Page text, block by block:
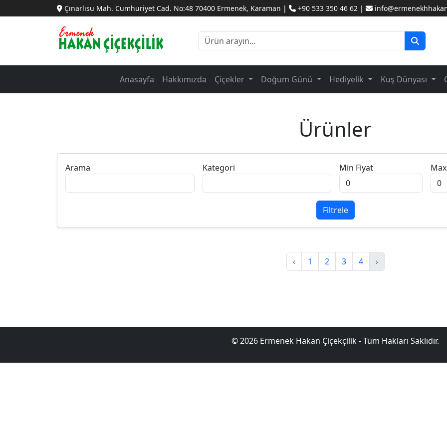
Çınarlısu Mah. Cumhuriyet Cad. No:48 70400 Ermenek, Karaman | +90 533 350 46 62 |
Anasayfa Hakkımızda Çiçekler Doğum Günü Hediyelik Kuş Dünyası
Ürünler
Arama Kategori Min Fiyat
Filtrele
‹ 1 2 3 4 ›
© 2026 Ermenek Hakan Çiçekçilik - Tüm Hakları Saklıdır.